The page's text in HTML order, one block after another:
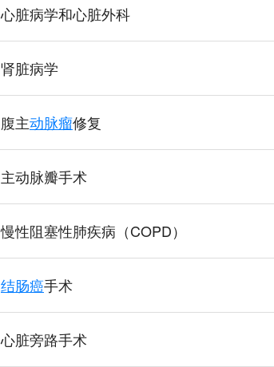
心脏病学和心脏外科
肾脏病学
腹主动脉瘤修复
主动脉瓣手术
慢性阻塞性肺疾病（COPD）
结肠癌手术
心脏旁路手术